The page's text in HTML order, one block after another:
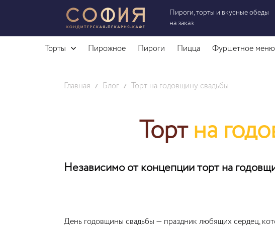
Пироги, торты и вкусные обеды
на заказ
Торты Пирожное Пироги Пицца Фуршетное меню
Главная Блог Торт на годовщину свадьбы
Тортна
Независимо от концепции торт на
День годовщины свадьбы — праздник любящих сердец,